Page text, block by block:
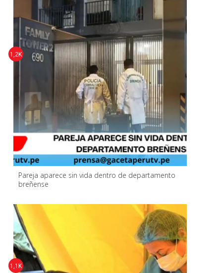
Pareja aparece sin vida dentro de departamento
breñense
1,2K
1,1K